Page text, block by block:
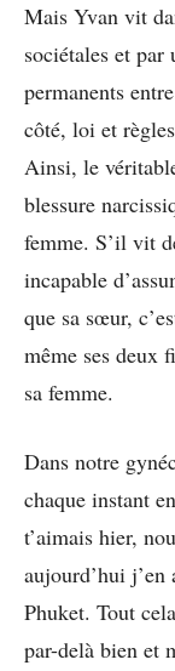
Mais Yvan vit
sociétales et
permanents
côté, loi et
Ainsi, le
blessure
femme. S’il vit
incapable
que sa sœur,
même ses deux
sa femme.
Dans notre
chaque instant
t’aimais hier,
aujourd’hui
Phuket. Tout
par-delà bien et